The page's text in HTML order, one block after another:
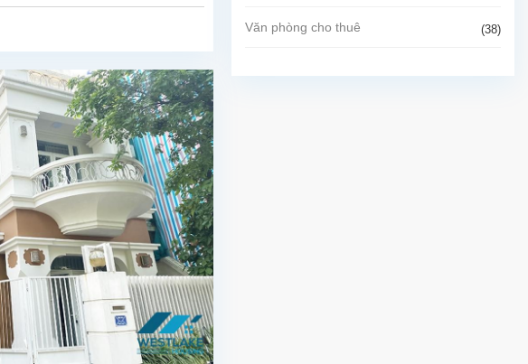
view Hồ tại
tích sử
dụng là
300m2,
phòng
khách lớn
với khu...
Văn phòng cho thuê (38)